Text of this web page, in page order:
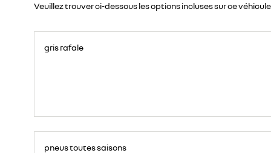
Veuillez trouver ci-dessous les options incluses sur ce véhicule
gris rafale
pneus toutes saisons